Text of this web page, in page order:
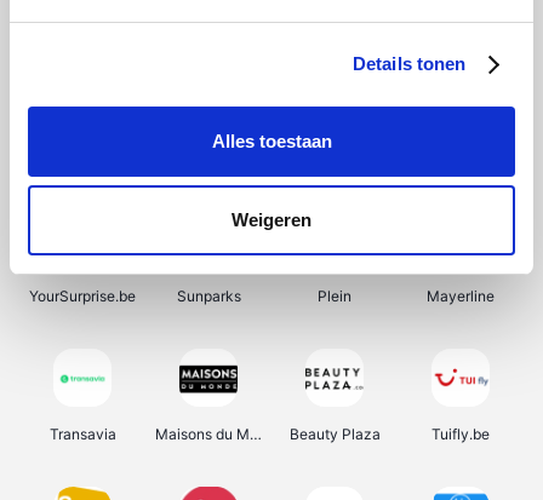
Details tonen
Alles toestaan
Weigeren
SupraBazar Shein Bergfreunde Smartwatchbanden
YourSurprise.be Sunparks Plein Mayerline
Transavia Maisons du Monde Beauty Plaza Tuifly.be